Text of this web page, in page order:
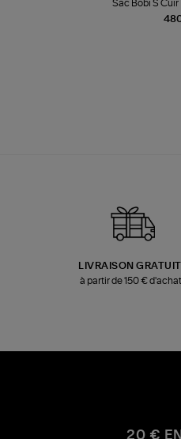
Sac Bobi S
LIVRAISON
à partir de 150 €
20 €